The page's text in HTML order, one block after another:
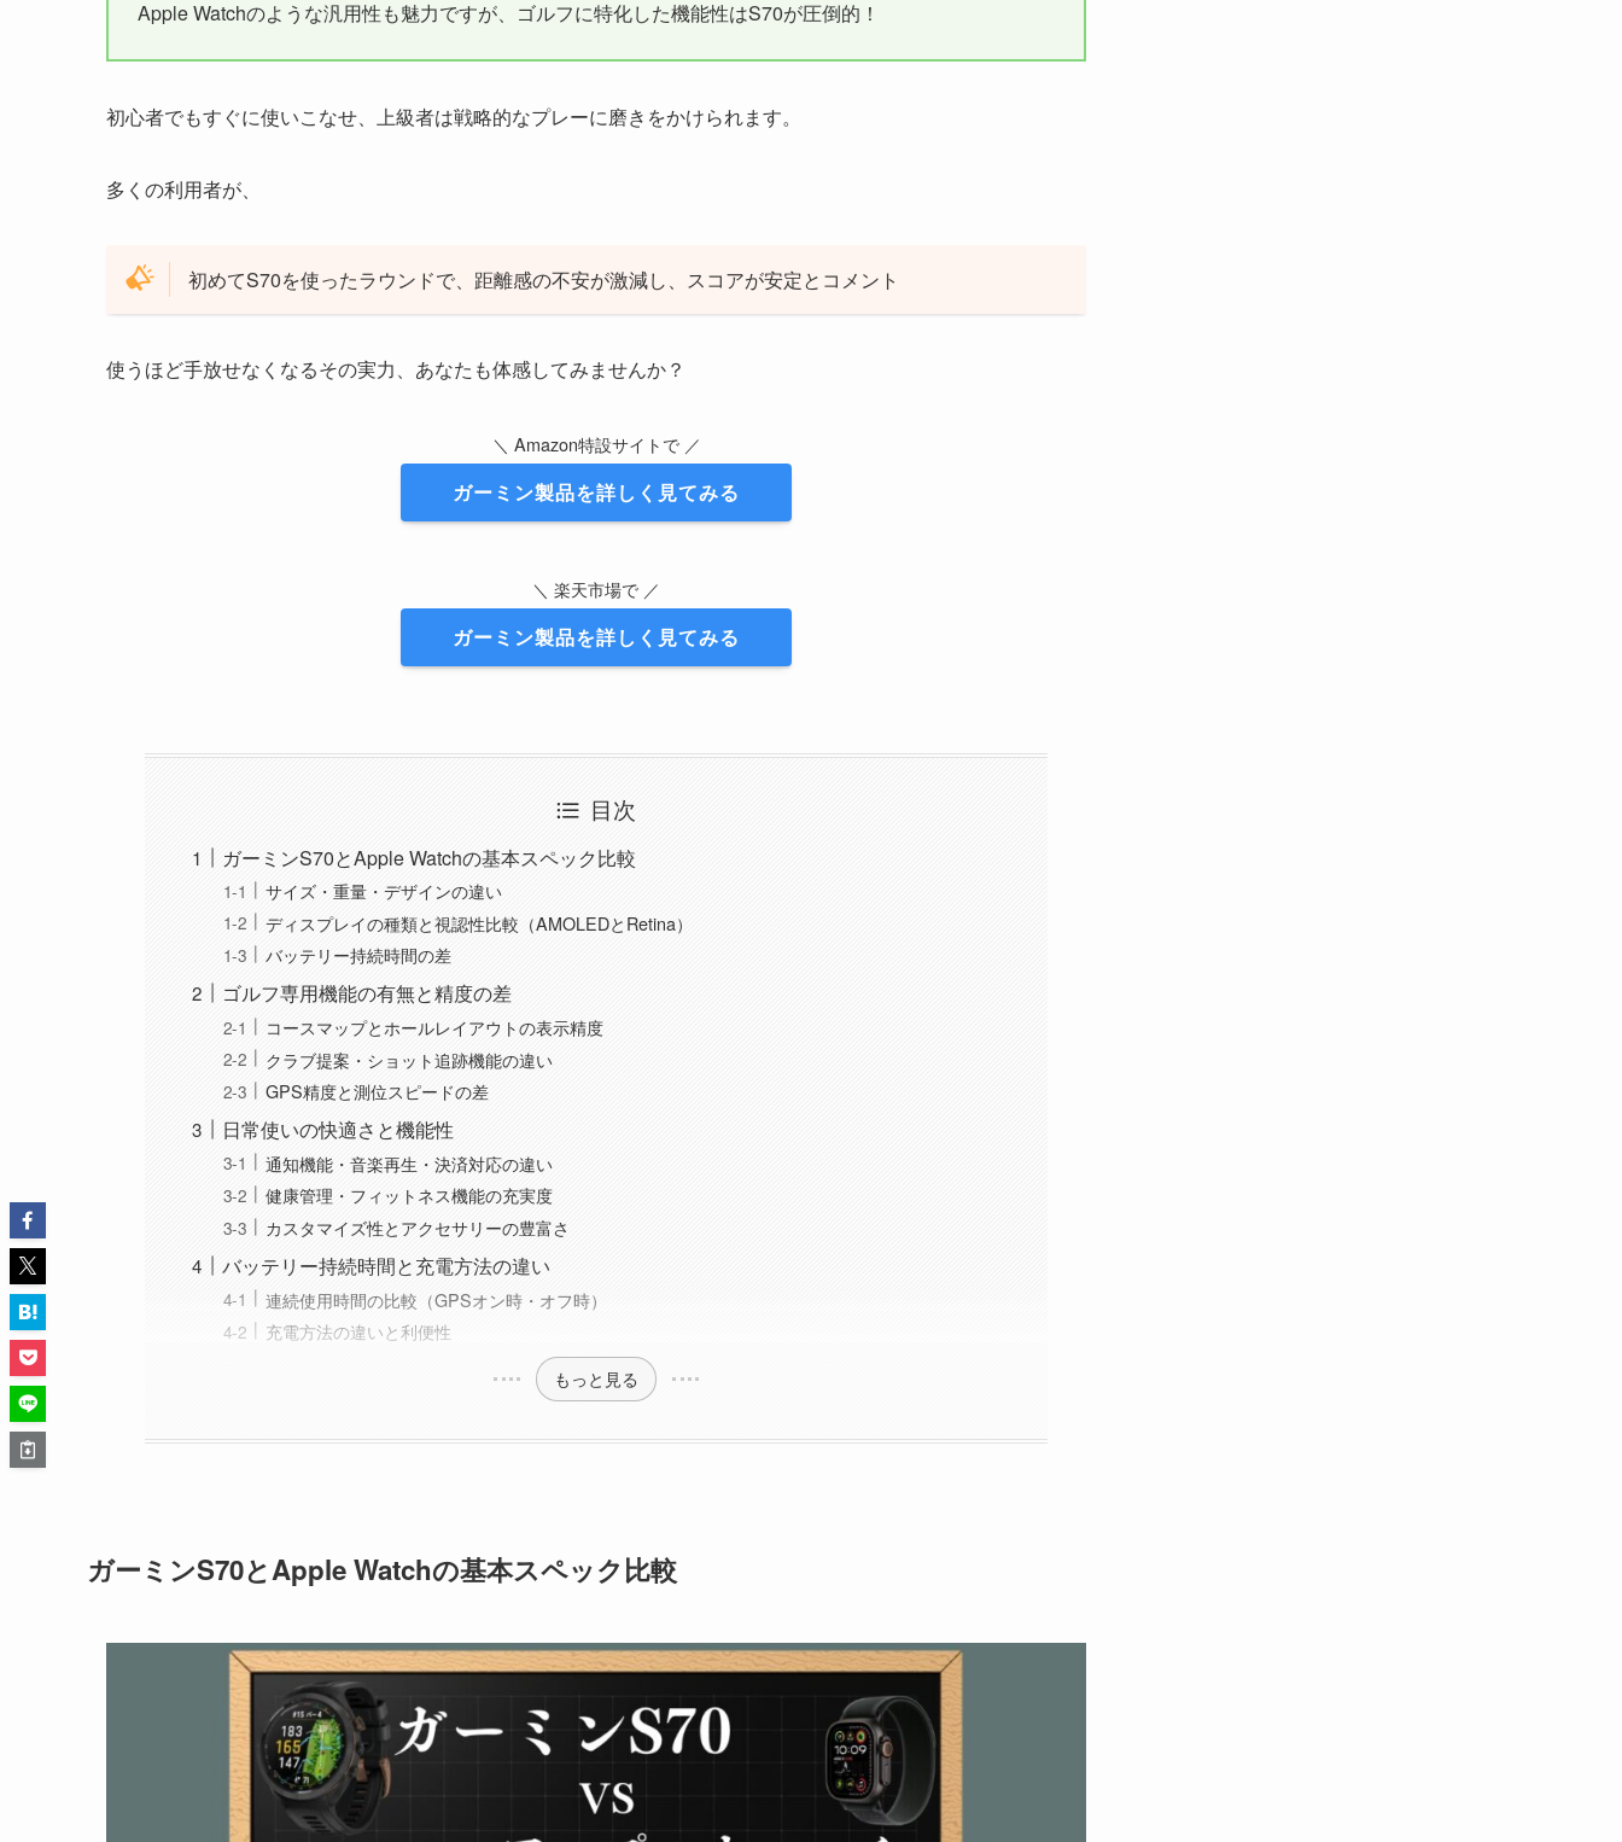
Apple Watchのような汎用性も魅力ですが、ゴルフに特化した機能性はS70が圧倒的！
初心者でもすぐに使いこなせ、上級者は戦略的なプレーに磨きをかけられます。
多くの利用者が、
初めてS70を使ったラウンドで、距離感の不安が激減し、スコアが安定とコメント
使うほど手放せなくなるその実力、あなたも体感してみませんか？
＼ Amazon特設サイトで ／
ガーミン製品を詳しく見てみる
＼ 楽天市場で ／
ガーミン製品を詳しく見てみる
目次
ガーミンS70とApple Watchの基本スペック比較
サイズ・重量・デザインの違い
ディスプレイの種類と視認性比較（AMOLEDとRetina）
バッテリー持続時間の差
ゴルフ専用機能の有無と精度の差
コースマップとホールレイアウトの表示精度
クラブ提案・ショット追跡機能の違い
GPS精度と測位スピードの差
日常使いの快適さと機能性
通知機能・音楽再生・決済対応の違い
健康管理・フィットネス機能の充実度
カスタマイズ性とアクセサリーの豊富さ
バッテリー持続時間と充電方法の違い
連続使用時間の比較（GPSオン時・オフ時）
充電方法の違いと利便性
もっと見る
ガーミンS70とApple Watchの基本スペック比較